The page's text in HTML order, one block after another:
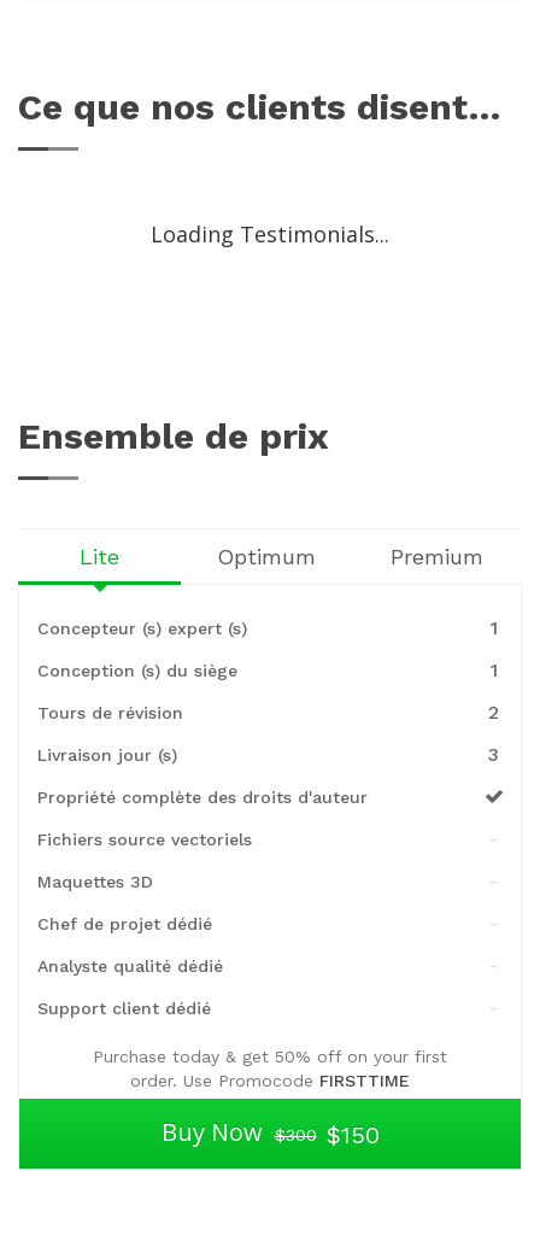
Ce que nos clients disent…
Loading Testimonials...
Ensemble de prix
Lite Optimum Premium
Concepteur (s) expert (s) 1
Conception (s) du siège 1
Tours de révision 2
Livraison jour (s) 3
Propriété complète des droits d'auteur
Fichiers source vectoriels -
Maquettes 3D -
Chef de projet dédié -
Analyste qualité dédié -
Support client dédié -
Purchase today & get 50% off on your first
order. Use Promocode FIRSTTIME
Buy Now $300 $150